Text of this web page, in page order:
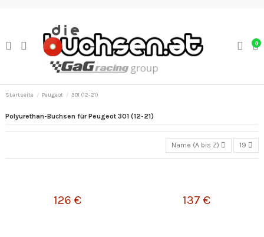
0
Startseite Peugeot 301 (12-21)
Polyurethan-Buchsen für Peugeot 301 (12-21)
Name (A bis Z) 19
126 € 137 €